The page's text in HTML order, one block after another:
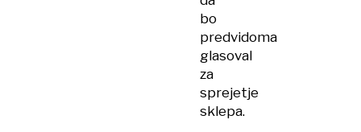
bo
predvidoma
glasoval
za
sprejetje
sklepa.